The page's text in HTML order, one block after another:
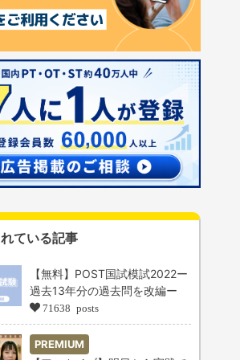
ている記事
【無料】POST国試模試2022ー
過去13年分の過去問を改編ー
71638 posts
PREMIUM